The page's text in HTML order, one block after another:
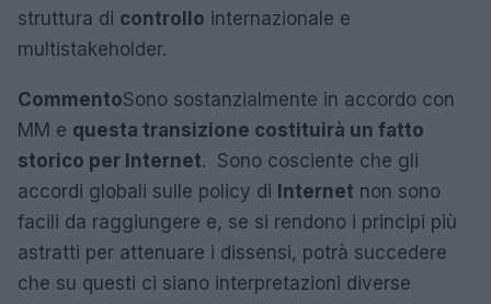
struttura di controllo internazionale e
multistakeholder.
CommentoSono sostanzialmente in accordo con
MM e questa transizione costituirà un fatto
storico per Internet. Sono cosciente che gli
accordi globali sulle policy di Internet non sono
facili da raggiungere e, se si rendono i principi più
astratti per attenuare i dissensi, potrà succedere
che su questi ci siano interpretazioni diverse